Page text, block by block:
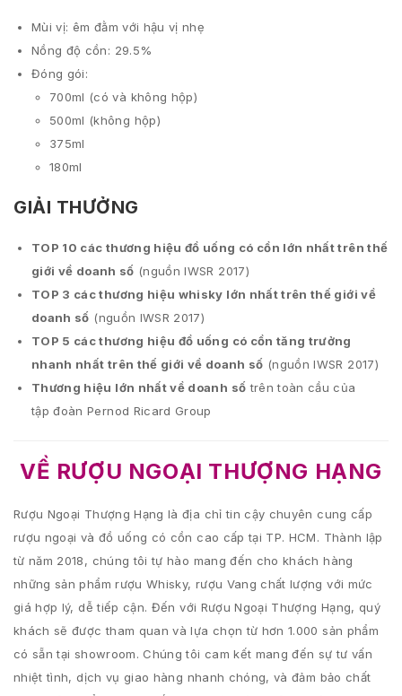
Mùi vị: êm đằm với hậu vị nhẹ
Nồng độ cồn: 29.5%
Đóng gói:
700ml (có và không hộp)
500ml (không hộp)
375ml
180ml
GIẢI THƯỞNG
TOP 10 các thương hiệu đồ uống có cồn lớn nhất trên thế
giới về doanh số (nguồn IWSR 2017)
TOP 3 các thương hiệu whisky lớn nhất trên thế giới về
doanh số (nguồn IWSR 2017)
TOP 5 các thương hiệu đồ uống có cồn tăng trưởng
nhanh nhất trên thế giới về doanh số (nguồn IWSR 2017)
Thương hiệu lớn nhất về doanh số trên toàn cầu của
tập đoàn Pernod Ricard Group
VỀ RƯỢU NGOẠI THƯỢNG HẠNG
Rượu Ngoại Thượng Hạng là địa chỉ tin cậy chuyên cung cấp
rượu ngoại và đồ uống có cồn cao cấp tại TP. HCM. Thành lập
từ năm 2018, chúng tôi tự hào mang đến cho khách hàng
những sản phẩm rượu Whisky, rượu Vang chất lượng với mức
giá hợp lý, dễ tiếp cận. Đến với Rượu Ngoại Thượng Hạng, quý
khách sẽ được tham quan và lựa chọn từ hơn 1.000 sản phẩm
có sẵn tại showroom. Chúng tôi cam kết mang đến sự tư vấn
nhiệt tình, dịch vụ giao hàng nhanh chóng, và đảm bảo chất